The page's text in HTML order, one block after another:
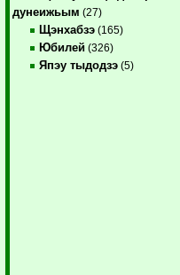
дунеижьым (27)
Щэнхабзэ (165)
Юбилей (326)
Япэу тыдодзэ (5)